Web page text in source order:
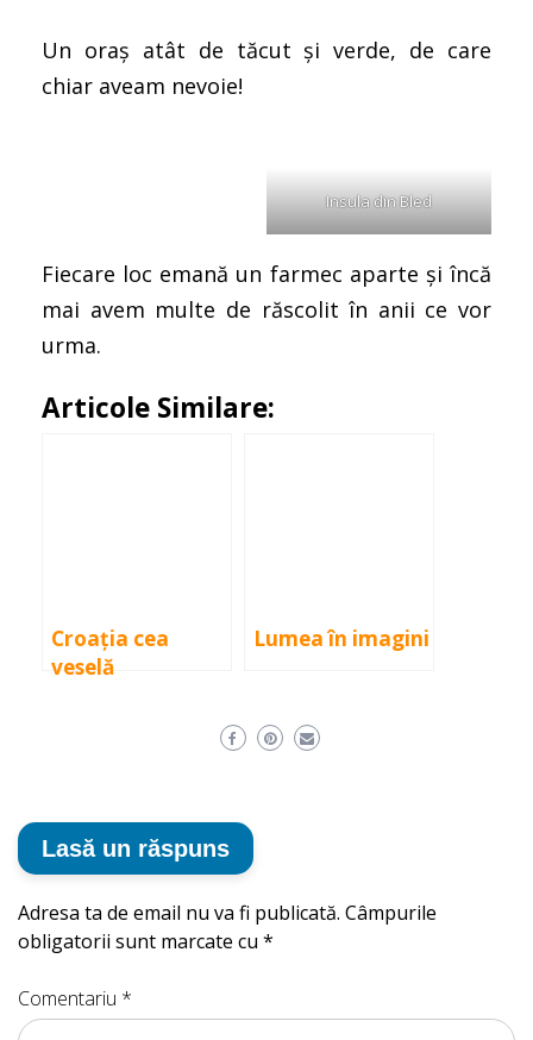
Un oraș atât de tăcut și verde, de care
chiar aveam nevoie!
Insula din Bled
Fiecare loc emană un farmec aparte și încă
mai avem multe de răscolit în anii ce vor
urma.
Articole Similare:
Croația cea
veselă
Lumea în imagini
Lasă un răspuns
Adresa ta de email nu va fi publicată. Câmpurile
obligatorii sunt marcate cu *
Comentariu *